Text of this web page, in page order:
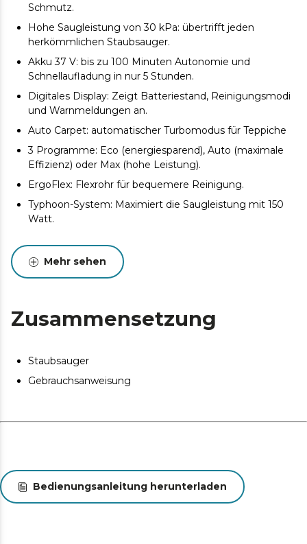
Schmutz.
Hohe Saugleistung von 30 kPa: übertrifft jeden
herkömmlichen Staubsauger.
Akku 37 V: bis zu 100 Minuten Autonomie und
Schnellaufladung in nur 5 Stunden.
Digitales Display: Zeigt Batteriestand, Reinigungsmodi
und Warnmeldungen an.
Auto Carpet: automatischer Turbomodus für Teppiche
3 Programme: Eco (energiesparend), Auto (maximale
Effizienz) oder Max (hohe Leistung).
ErgoFlex: Flexrohr für bequemere Reinigung.
Typhoon-System: Maximiert die Saugleistung mit 150
Watt.
Oberflächen, die in einem Durchgang dreimal so viel
reinigt.Mehr sehen
Zusammensetzung
Staubsauger
Gebrauchsanweisung
Bedienungsanleitung herunterladen